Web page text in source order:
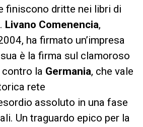
finiscono dritte nei libri di
Livano Comenencia,
ha firmato un’impresa
è la firma sul clamoroso
contro la Germania, che vale
rete
assoluto in una fase
Un traguardo epico per la